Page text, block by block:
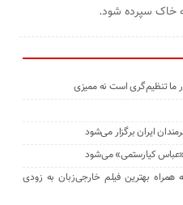
خاک سپرده شود.
ما تنظیم‌گری است نه ممیزی
ایران برگزار می‌شود
«عباس کیارستمی» می‌شود
بهترین فیلم خارجی‌زبان به زودی